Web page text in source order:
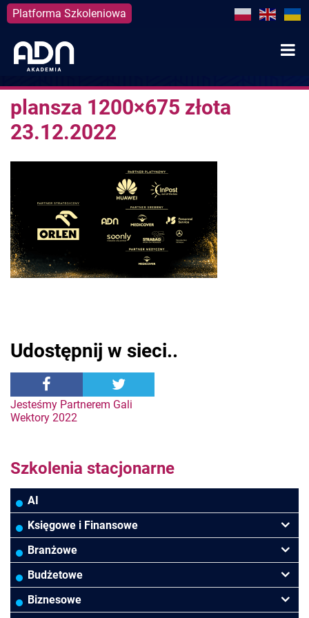
Platforma Szkoleniowa
content
plansza 1200×675 złota
23.12.2022
Udostępnij w sieci..
Nawigacja
Jesteśmy Partnerem Gali
Wektory 2022
Szkolenia stacjonarne
AI
Księgowe i Finansowe
Podatki VAT/CIT/PIT
Rachunkowość
Finanse
Branżowe
Banki
Budowlana/Deweloperska
Budżetowe
Rachunkowość budżetowa
Biznesowe